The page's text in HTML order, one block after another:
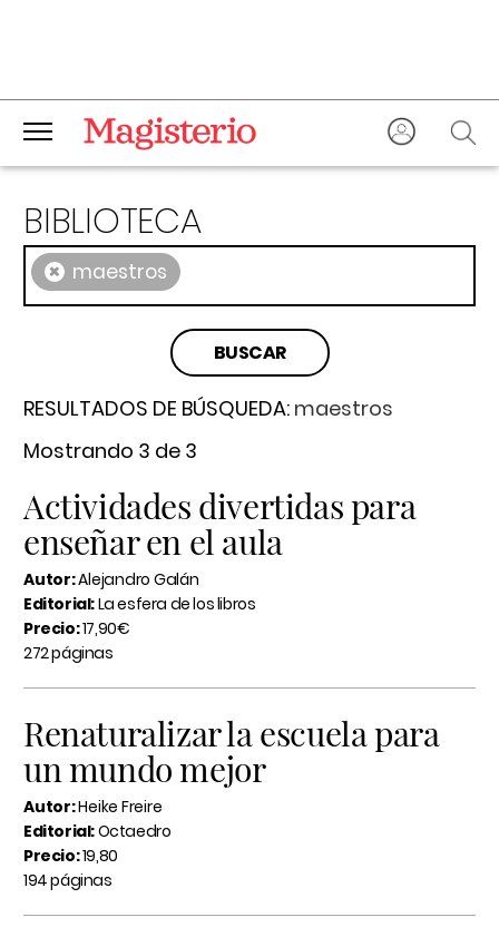
BIBLIOTECA
× maestros
RESULTADOS DE BÚSQUEDA: maestros
Mostrando 3 de 3
Actividades divertidas para
enseñar en el aula
Autor:Alejandro Galán
Editorial:La esfera de los libros
Precio:17,90€
272 páginas
Renaturalizar la escuela para
un mundo mejor
Autor:Heike Freire
Editorial:Octaedro
Precio:19,80
194 páginas